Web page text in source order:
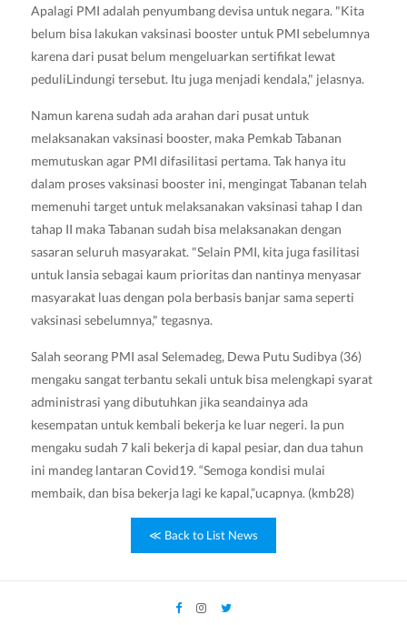
Apalagi PMI adalah penyumbang devisa untuk negara. "Kita
belum bisa lakukan vaksinasi booster untuk PMI sebelumnya
karena dari pusat belum mengeluarkan sertifikat lewat
peduliLindungi tersebut. Itu juga menjadi kendala," jelasnya.
Namun karena sudah ada arahan dari pusat untuk
melaksanakan vaksinasi booster, maka Pemkab Tabanan
memutuskan agar PMI difasilitasi pertama. Tak hanya itu
dalam proses vaksinasi booster ini, mengingat Tabanan telah
memenuhi target untuk melaksanakan vaksinasi tahap I dan
tahap II maka Tabanan sudah bisa melaksanakan dengan
sasaran seluruh masyarakat. "Selain PMI, kita juga fasilitasi
untuk lansia sebagai kaum prioritas dan nantinya menyasar
masyarakat luas dengan pola berbasis banjar sama seperti
vaksinasi sebelumnya," tegasnya.
Salah seorang PMI asal Selemadeg, Dewa Putu Sudibya (36)
mengaku sangat terbantu sekali untuk bisa melengkapi syarat
administrasi yang dibutuhkan jika seandainya ada
kesempatan untuk kembali bekerja ke luar negeri. Ia pun
mengaku sudah 7 kali bekerja di kapal pesiar, dan dua tahun
ini mandeg lantaran Covid19. “Semoga kondisi mulai
membaik, dan bisa bekerja lagi ke kapal,”ucapnya. (kmb28)
≪ Back to List News